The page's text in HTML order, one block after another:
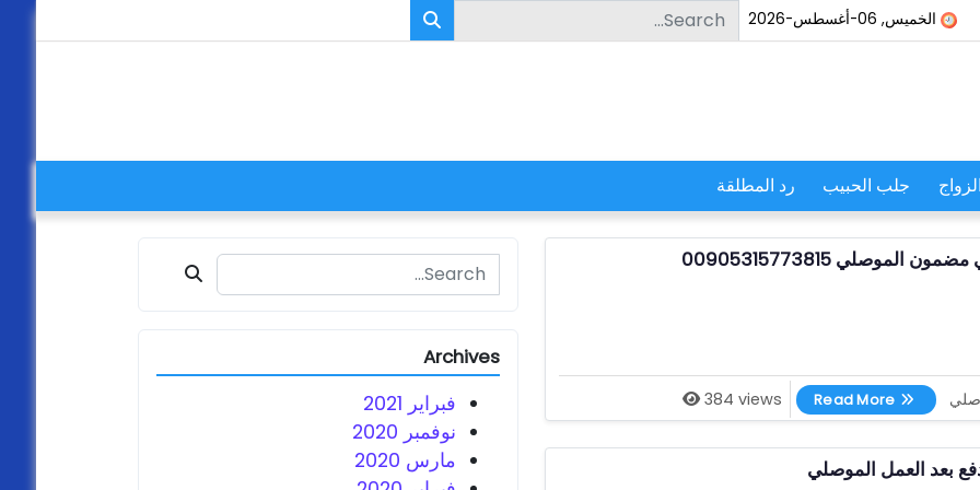
الخميس, 06-أغسطس-2026 Search for:
جلب الحبيب رد المطلقة
00905315773815
384 views Read More
اسرع شيخ روحاني مضمون الموصلي 00905315773815
بعد العمل الموصلي
Search for:
Archives
فبراير 2021
نوفمبر 2020
مارس 2020